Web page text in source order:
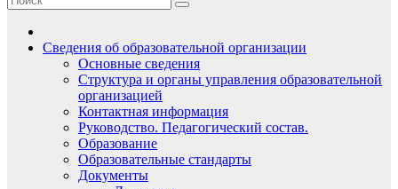
Сведения об образовательной организации
Основные сведения
Структура и органы управления образовательной
организацией
Контактная информация
Руководство. Педагогический состав.
Образование
Образовательные стандарты
Документы